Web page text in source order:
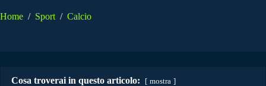
Home / Sport / Calcio
Cosa troverai in questo articolo: mostra